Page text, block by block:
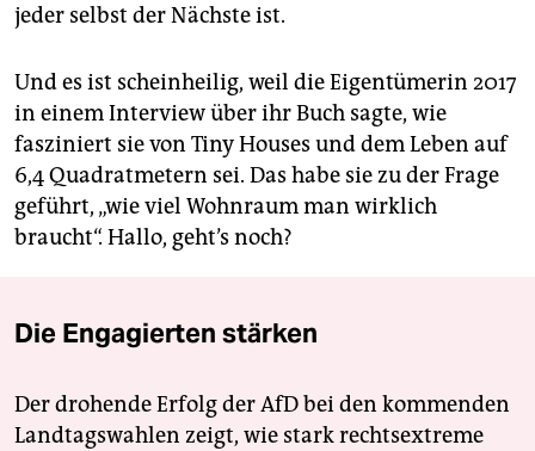
jeder selbst der Nächste ist.
Und es ist scheinheilig, weil die Eigentümerin 2017
in einem Interview über ihr Buch sagte, wie
fasziniert sie von Tiny Houses und dem Leben auf
6,4 Quadratmetern sei. Das habe sie zu der Frage
geführt, „wie viel Wohnraum man wirklich
braucht“. Hallo, geht’s noch?
Die Engagierten stärken
Der drohende Erfolg der AfD bei den kommenden
Landtagswahlen zeigt, wie stark rechtsextreme